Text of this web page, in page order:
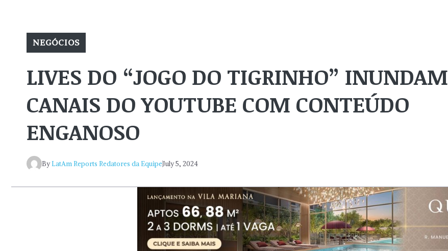
NEGÓCIOS
LIVES DO “JOGO DO TIGRINHO” INUNDAM
CANAIS DO YOUTUBE COM CONTEÚDO
ENGANOSO
ByLatAm Reports Redatores da EquipeJuly 5, 2024